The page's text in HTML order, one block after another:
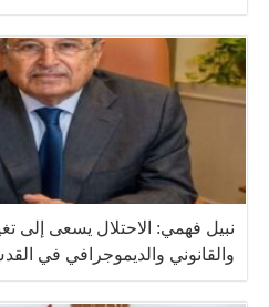
نبيل فهمي: الاحتلال يسعى إلى
والقانوني والديموجرافي في